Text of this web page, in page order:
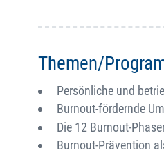
Themen/
Persönliche und
Burnout-fördernde
Die 12 Burnout-
Burnout-Prävention